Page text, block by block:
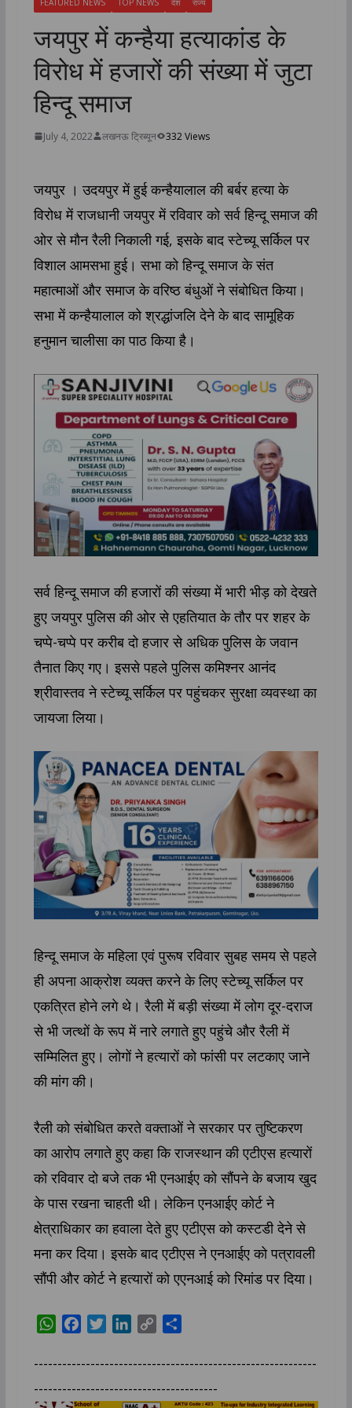
जयपुर में कन्हैया हत्याकांड के
विरोध में हजारों की संख्या में जुटा
हिन्दू समाज
July 4, 2022 लखनऊ ट्रिब्यून 332 Views
जयपुर । उदयपुर में हुई कन्हैयालाल की बर्बर हत्या के
विरोध में राजधानी जयपुर में रविवार को सर्व हिन्दू समाज की
ओर से मौन रैली निकाली गई, इसके बाद स्टेच्यू सर्किल पर
विशाल आमसभा हुई। सभा को हिन्दू समाज के संत
महात्माओं और समाज के वरिष्ठ बंधुओं ने संबोधित किया।
सभा में कन्हैयालाल को श्रद्धांजलि देने के बाद सामूहिक
हनुमान चालीसा का पाठ किया है।
सर्व हिन्दू समाज की हजारों की संख्या में भारी भीड़ को देखते
हुए जयपुर पुलिस की ओर से एहतियात के तौर पर शहर के
चप्पे-चप्पे पर करीब दो हजार से अधिक पुलिस के जवान
तैनात किए गए। इससे पहले पुलिस कमिश्नर आनंद
श्रीवास्तव ने स्टेच्यू सर्किल पर पहुंचकर सुरक्षा व्यवस्था का
जायजा लिया।
हिन्दू समाज के महिला एवं पुरूष रविवार सुबह समय से पहले
ही अपना आक्रोश व्यक्त करने के लिए स्टेच्यू सर्किल पर
एकत्रित होने लगे थे। रैली में बड़ी संख्या में लोग दूर-दराज
से भी जत्थों के रूप में नारे लगाते हुए पहुंचे और रैली में
सम्मिलित हुए। लोगों ने हत्यारों को फांसी पर लटकाए जाने
की मांग की।
रैली को संबोधित करते वक्ताओं ने सरकार पर तुष्टिकरण
का आरोप लगाते हुए कहा कि राजस्थान की एटीएस हत्यारों
को रविवार दो बजे तक भी एनआईए को सौंपने के बजाय खुद
के पास रखना चाहती थी। लेकिन एनआईए कोर्ट ने
क्षेत्राधिकार का हवाला देते हुए एटीएस को कस्टडी देने से
मना कर दिया। इसके बाद एटीएस ने एनआईए को पत्रावली
सौंपी और कोर्ट ने हत्यारों को एएनआई को रिमांड पर दिया।
W
a
s
c
b
i
t
n
e
p
L
a
e
------------------------------------------------------------
---------------------------------------